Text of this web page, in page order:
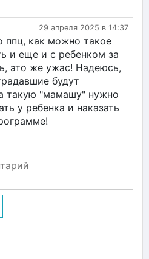
29 апреля 2025 в 14:37
ппц, как можно такое
и еще и с ребенком за
это же ужас! Надеюсь,
будут
такую "мамашу" нужно
у ребенка и наказать